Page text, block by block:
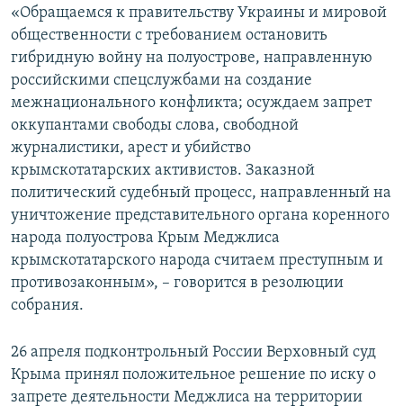
«Обращаемся к правительству Украины и мировой
общественности с требованием остановить
гибридную войну на полуострове, направленную
российскими спецслужбами на создание
межнационального конфликта; осуждаем запрет
оккупантами свободы слова, свободной
журналистики, арест и убийство
крымскотатарских активистов. Заказной
политический судебный процесс, направленный на
уничтожение представительного органа коренного
народа полуострова Крым Меджлиса
крымскотатарского народа считаем преступным и
противозаконным», – говорится в резолюции
собрания.
26 апреля подконтрольный России Верховный суд
Крыма принял положительное решение по иску о
запрете деятельности Меджлиса на территории